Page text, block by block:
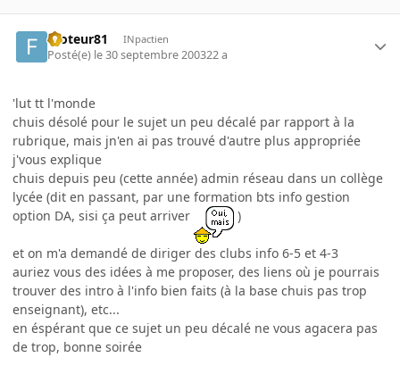
footeur81 INpactien
Posté(e) le 30 septembre 200322 a
'lut tt l'monde
chuis désolé pour le sujet un peu décalé par rapport à la
rubrique, mais jn'en ai pas trouvé d'autre plus appropriée
j'vous explique
chuis depuis peu (cette année) admin réseau dans un collège
lycée (dit en passant, par une formation bts info gestion
option DA, sisi ça peut arriver
)
et on m'a demandé de diriger des clubs info 6-5 et 4-3
auriez vous des idées à me proposer, des liens où je pourrais
trouver des intro à l'info bien faits (à la base chuis pas trop
enseignant), etc...
en éspérant que ce sujet un peu décalé ne vous agacera pas
de trop, bonne soirée